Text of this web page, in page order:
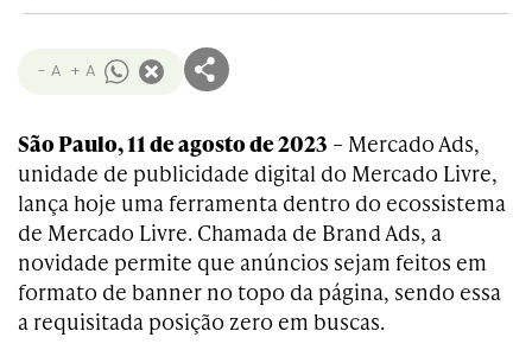
- A + A
São Paulo, 11 de agosto de 2023 – Mercado Ads,
unidade de publicidade digital do Mercado Livre,
lança hoje uma ferramenta dentro do ecossistema
de Mercado Livre. Chamada de Brand Ads, a
novidade permite que anúncios sejam feitos em
formato de banner no topo da página, sendo essa
a requisitada posição zero em buscas.